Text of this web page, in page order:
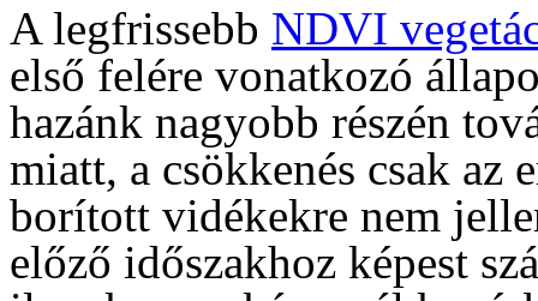
A legfrissebb NDVI
első felére vonatkozó
hazánk nagyobb részén
miatt, a csökkenés csak az
borított vidékekre nem
előző időszakhoz képest